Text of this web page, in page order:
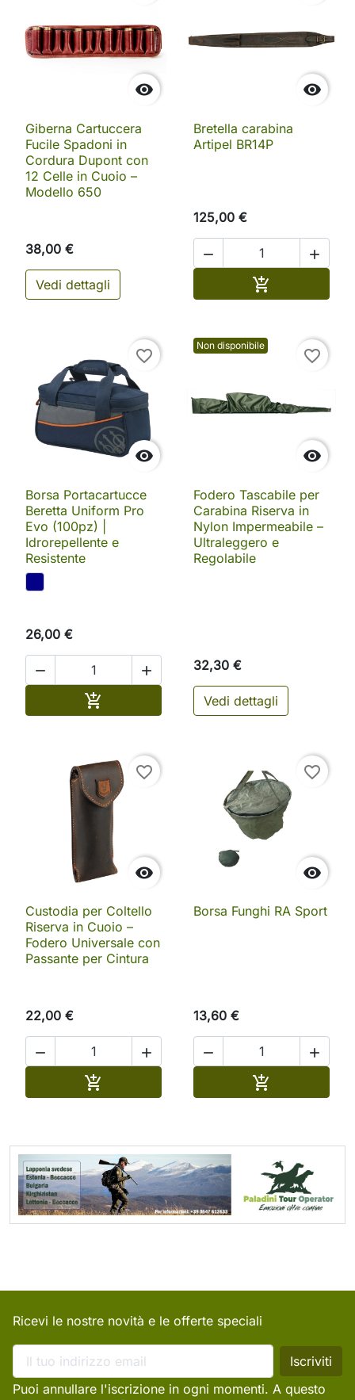

Giberna Cartuccera
Fucile Spadoni in
Cordura Dupont con
12 Celle in Cuoio –
Modello 650
38,00 €
Vedi dettagli

Bretella carabina
Artipel BR14P
125,00 €
 


favorite_border
Borsa Portacartucce
Beretta Uniform Pro
Evo (100pz) |
Idrorepellente e
Resistente
26,00 €
 
 Aggiungi al carrello
Non disponibile

favorite_border
Fodero Tascabile per
Carabina Riserva in
Nylon Impermeabile –
Ultraleggero e
Regolabile
32,30 €
Vedi dettagli

favorite_border
Custodia per Coltello
Riserva in Cuoio –
Fodero Universale con
Passante per Cintura
22,00 €
 


favorite_border
Borsa Funghi RA Sport
13,60 €
 

Ricevi le nostre novità e le offerte speciali
Puoi annullare l'iscrizione in ogni momenti. A questo